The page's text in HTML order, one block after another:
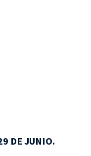
DE JUNIO.